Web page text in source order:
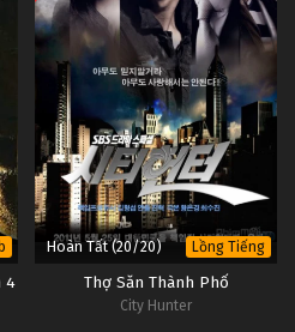
4
Hoàn Tất (20/20) Lồng Tiếng
Thợ Săn Thành Phố
City Hunter